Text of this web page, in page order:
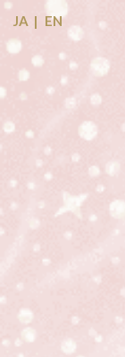
Skip
content
JA EN